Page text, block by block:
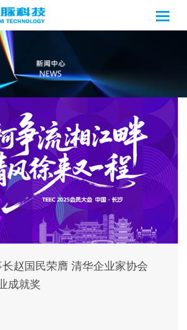
赵国民荣膺 清华企业家协会
成就奖